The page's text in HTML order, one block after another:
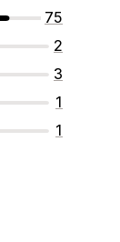
75
2
3
1
1